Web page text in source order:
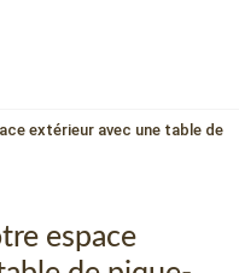
extérieur avec une table de
espace